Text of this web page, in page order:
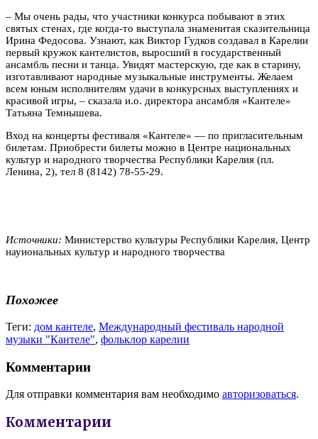
– Мы очень рады, что участники конкурса побывают в этих
святых стенах, где когда-то выступала знаменитая сказительница
Ирина Федосова. Узнают, как Виктор Гудков создавал в Карелии
первый кружок кантелистов, выросший в государственный
ансамбль песни и танца. Увидят мастерскую, где как в старину,
изготавливают народные музыкальные инструменты. Желаем
всем юным исполнителям удачи в конкурсных выступлениях и
красивой игры, – сказала и.о. директора ансамбля «Кантеле»
Татьяна Темнышева.
Вход на концерты фестиваля «Кантеле» — по пригласительным
билетам. Приобрести билеты можно в Центре национальных
культур и народного творчества Республики Карелия (пл.
Ленина, 2), тел 8 (8142) 78-55-29.
Источники: Министерство культуры Республики Карелия, Центр
науиональных культур и народного творчества
Похожее
Теги: дом кантеле, Международный фестиваль народной
музыки "Кантеле", фольклор карелии
Комментарии
Для отправки комментария вам необходимо авторизоваться.
Комментарии